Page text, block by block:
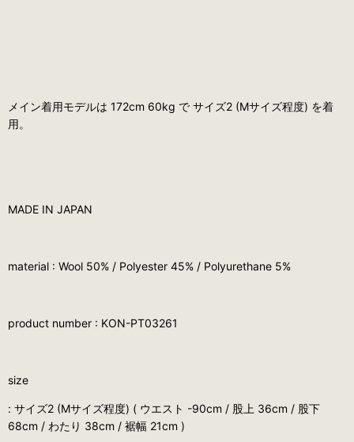
メイン着用モデルは 172cm 60kg で サイズ2 (Mサイズ程度) を着
用。
MADE IN JAPAN
material : Wool 50% / Polyester 45% / Polyurethane 5%
product number : KON-PT03261
size
: サイズ2 (Mサイズ程度) ( ウエスト -90cm / 股上 36cm / 股下
68cm / わたり 38cm / 裾幅 21cm )